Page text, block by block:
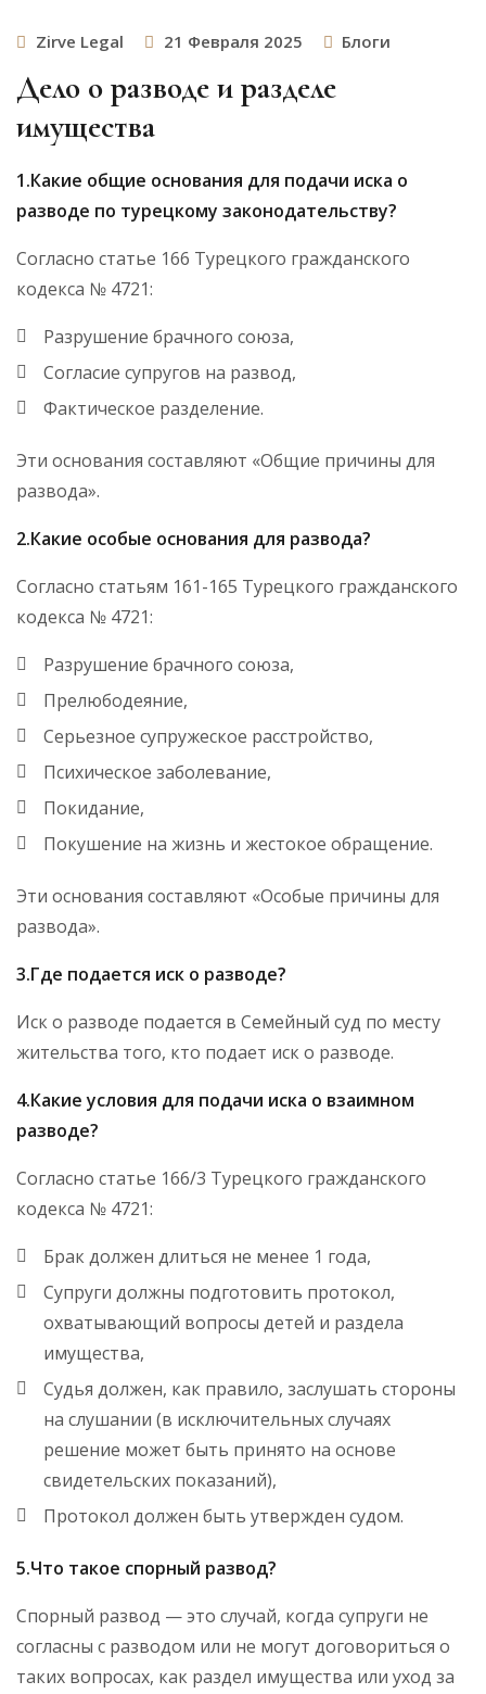
Zirve Legal 21 Февраля 2025 Блоги
Дело о разводе и разделе
имущества
1.Какие общие основания для подачи иска о
разводе по турецкому законодательству?
Согласно статье 166 Турецкого гражданского
кодекса № 4721:
Разрушение брачного союза,
Согласие супругов на развод,
Фактическое разделение.
Эти основания составляют «Общие причины для
развода».
2.Какие особые основания для развода?
Согласно статьям 161-165 Турецкого гражданского
кодекса № 4721:
Разрушение брачного союза,
Прелюбодеяние,
Серьезное супружеское расстройство,
Психическое заболевание,
Покидание,
Покушение на жизнь и жестокое обращение.
Эти основания составляют «Особые причины для
развода».
3.Где подается иск о разводе?
Иск о разводе подается в Семейный суд по месту
жительства того, кто подает иск о разводе.
4.Какие условия для подачи иска о взаимном
разводе?
Согласно статье 166/3 Турецкого гражданского
кодекса № 4721:
Брак должен длиться не менее 1 года,
Супруги должны подготовить протокол,
охватывающий вопросы детей и раздела
имущества,
Судья должен, как правило, заслушать стороны
на слушании (в исключительных случаях
решение может быть принято на основе
свидетельских показаний),
Протокол должен быть утвержден судом.
5.Что такое спорный развод?
Спорный развод — это случай, когда супруги не
согласны с разводом или не могут договориться о
таких вопросах, как раздел имущества или уход за